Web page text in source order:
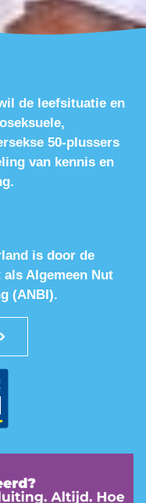
de leefsituatie en
50-plussers
van kennis en
is door de
Algemeen Nut
(ANBI).